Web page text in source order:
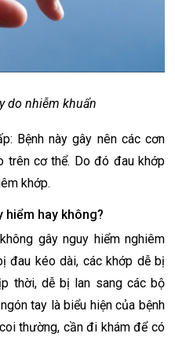
do nhiễm khuẩn
Bệnh này gây nên các cơn
trên cơ thể. Do đó đau khớp
khớp.
hiểm hay không?
gây nguy hiểm nghiêm
đau kéo dài, các khớp dễ bị
thời, dễ bị lan sang các bộ
tay là biểu hiện của bệnh
thường, cần đi khám để có